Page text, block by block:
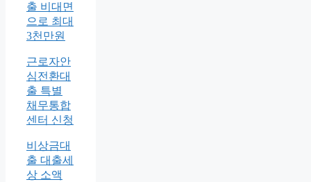
출 비대면
으로 최대
3천만원
근로자안
심전환대
출 특별
채무통합
센터 신청
비상금대
출 대출세
상 소액